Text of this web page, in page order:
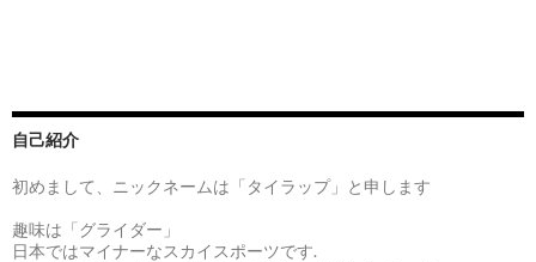
自己紹介
初めまして、ニックネームは「タイラップ」と申します
趣味は「グライダー」
日本ではマイナーなスカイスポーツです.